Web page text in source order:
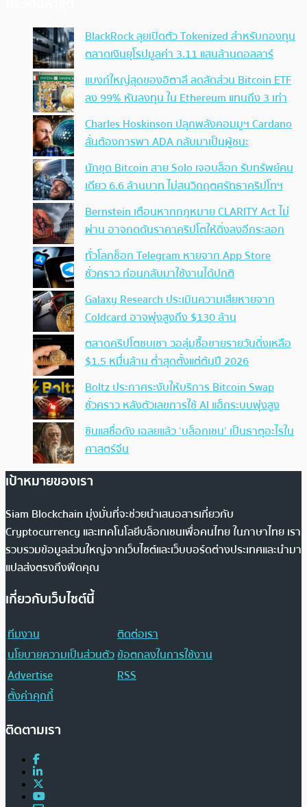
BlackRock ลุยเปิดตัว Tokenized สำหรับกองทุน
ตลาดเงินยุโรปมูลค่า 3.11 แสนล้านดอลลาร์
แบงก์ใหญ่สุดของอิตาลี ลดสัดส่วน Bitcoin ETF
ลง 99% หันลงทุน ใน Ethereum แทนถึง 3 เท่า
Charles Hoskinson ปลุกพลังคอมมูฯ Cardano
ลั่นต้องการพา ADA กลับมาเป็นผู้ชนะ
นักขุด Bitcoin สาย Solo เจอบล็อก รับทรัพย์คน
เดียว 6.6 ล้านบาท ไม่สนวิกฤตศรัทธาคริปโทฯ
Bernstein เตือนหากกฎหมาย CLARITY Act ไม่
ผ่าน อาจกดดันราคาคริปโตให้ดิ่งลงอีกระลอก
ทั่วโลกช็อก Telegram หายจาก App Store
ชั่วคราว ก่อนกลับมาใช้งานได้ปกติ
Galaxy Research ประเมินความเสียหายจาก
Coldcard อาจพุ่งสูงถึง $130 ล้าน
ตลาดคริปโตซบเซา วอลุ่มซื้อขายรายวันดิ่งเหลือ
$1.5 หมื่นล้าน ต่ำสุดตั้งแต่ต้นปี 2026
Boltz ประกาศระงับให้บริการ Bitcoin Swap
ชั่วคราว หลังตัวเลขการใช้ AI แฮ็กระบบพุ่งสูง
ซินแสชื่อดัง เฉลยแล้ว ‘บล็อกเชน’ เป็นธาตุอะไรใน
ศาสตร์จีน
เป้าหมายของเรา
Siam Blockchain มุ่งมั่นที่จะช่วยนำเสนอสารเกี่ยวกับ
Cryptocurrency และเทคโนโลยีบล็อกเชนเพื่อคนไทย ในภาษาไทย เรา
รวบรวมข้อมูลส่วนใหญ่จากเว็บไซต์และเว็บบอร์ดต่างประเทศและนำมา
แปลส่งตรงถึงฟีดคุณ
เกี่ยวกับเว็บไซต์นี้
ทีมงาน
ติดต่อเรา
นโยบายความเป็นส่วนตัวข้อตกลงในการใช้งาน
Advertise
RSS
ตั้งค่าคุกกี้
ติดตามเรา